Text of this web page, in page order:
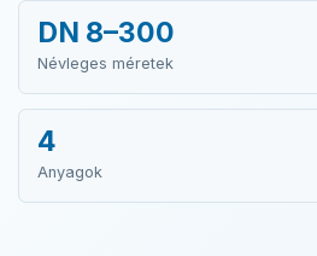
DN 8–300
Névleges méretek
4
Anyagok